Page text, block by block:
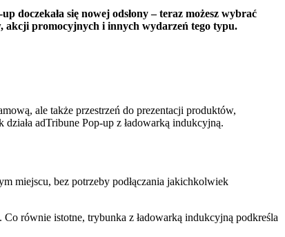
doczekała się nowej odsłony – teraz możesz wybrać
akcji promocyjnych i innych wydarzeń tego typu.
ale także przestrzeń do prezentacji produktów,
adTribune Pop-up z ładowarką indukcyjną.
miejscu, bez potrzeby podłączania jakichkolwiek
równie istotne, trybunka z ładowarką indukcyjną podkreśla